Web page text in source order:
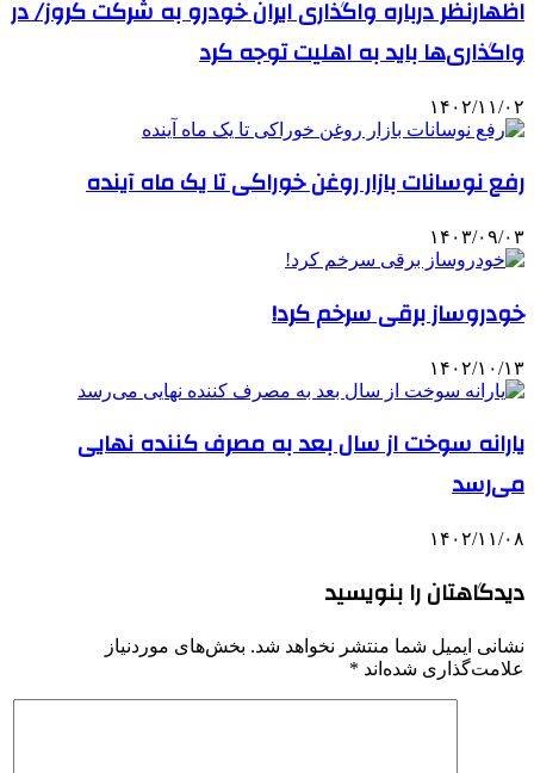
اظهارنظر درباره واگذاری ایران خودرو به شرکت کروز/ در
واگذاری‌ها باید به اهلیت توجه کرد
۱۴۰۲/۱۱/۰۲
رفع نوسانات بازار روغن خوراکی تا یک ماه آینده
۱۴۰۳/۰۹/۰۳
خودروساز برقی سرخم کرد!
۱۴۰۲/۱۰/۱۳
یارانه سوخت از سال بعد به مصرف کننده نهایی
می‌رسد
۱۴۰۲/۱۱/۰۸
دیدگاهتان را بنویسید
نشانی ایمیل شما منتشر نخواهد شد. بخش‌های موردنیاز
علامت‌گذاری شده‌اند *